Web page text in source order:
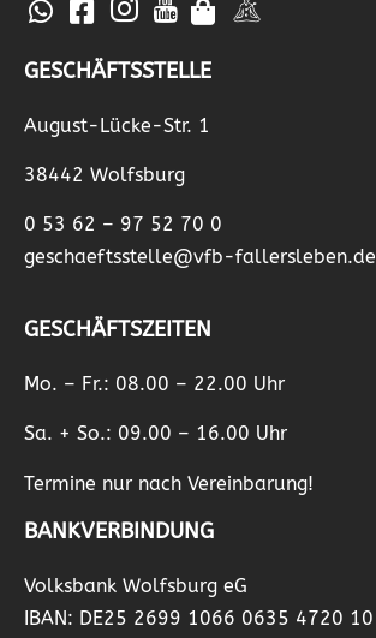
GESCHÄFTSSTELLE
August-Lücke-Str. 1
38442 Wolfsburg
0 53 62 – 97 52 70 0
geschaeftsstelle@vfb-fallersleben.de
GESCHÄFTSZEITEN
Mo. – Fr.: 08.00 – 22.00 Uhr
Sa. + So.: 09.00 – 16.00 Uhr
Termine nur nach Vereinbarung!
BANKVERBINDUNG
Volksbank Wolfsburg eG
IBAN: DE25 2699 1066 0635 4720 10